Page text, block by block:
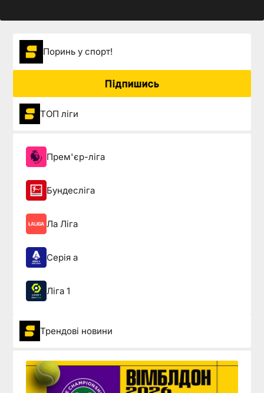
Поринь у спорт!
Підпишись
ТОП ліги
Прем'єр-ліга
Бундесліга
Ла Ліга
Серія а
Ліга 1
Трендові новини